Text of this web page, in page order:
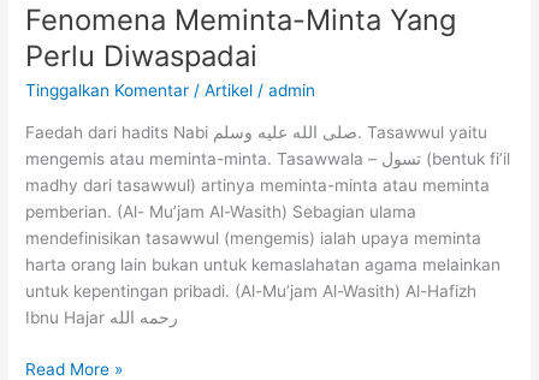
Fenomena Meminta-Minta Yang
Perlu Diwaspadai
Tinggalkan Komentar /Artikel /admin
Faedah dari hadits Nabi صلى الله عليه وسلم. Tasawwul yaitu
mengemis atau meminta-minta. Tasawwala – تسول (bentuk fi’il
madhy dari tasawwul) artinya meminta-minta atau meminta
pemberian. (Al- Mu’jam Al-Wasith) Sebagian ulama
mendefinisikan tasawwul (mengemis) ialah upaya meminta
harta orang lain bukan untuk kemaslahatan agama melainkan
untuk kepentingan pribadi. (Al-Mu’jam Al-Wasith) Al-Hafizh
Ibnu Hajar رحمه الله
Fenomena
Read More »